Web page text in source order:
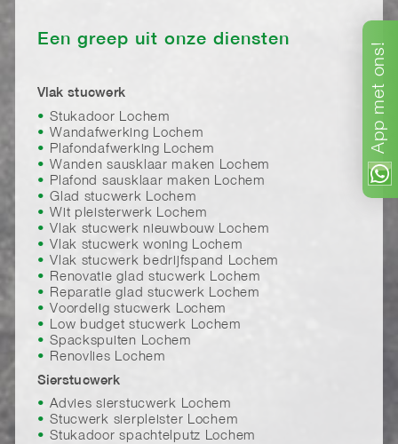
App
met
ons!
Een greep uit onze diensten
Vlak stucwerk
Stukadoor Lochem
Wandafwerking Lochem
Plafondafwerking Lochem
Wanden sausklaar maken Lochem
Plafond sausklaar maken Lochem
Glad stucwerk Lochem
Wit pleisterwerk Lochem
Vlak stucwerk nieuwbouw Lochem
Vlak stucwerk woning Lochem
Vlak stucwerk bedrijfspand Lochem
Renovatie glad stucwerk Lochem
Reparatie glad stucwerk Lochem
Voordelig stucwerk Lochem
Low budget stucwerk Lochem
Spackspuiten Lochem
Renovlies Lochem
Sierstucwerk
Advies sierstucwerk Lochem
Stucwerk sierpleister Lochem
Stukadoor spachtelputz Lochem